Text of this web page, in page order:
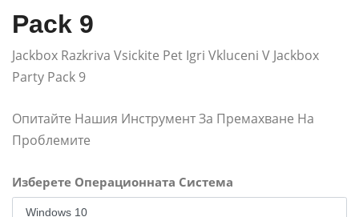
Pack 9
Jackbox Razkriva Vsickite Pet Igri Vkluceni V Jackbox
Party Pack 9
Опитайте Нашия Инструмент За Премахване На
Проблемите
Изберете Операционната Система